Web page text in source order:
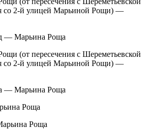
со 2-й улицей Марьиной Рощи) —
— Марьина Роща
(от пересечения с Шереметьевской
со 2-й улицей Марьиной Рощи) —
— Марьина Роща
Роща
Роща